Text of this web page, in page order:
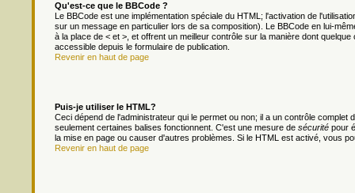
Qu'est-ce que le BBCode ?
Le BBCode est une implémentation spéciale du HTML; l'activation de
sur un message en particulier lors de sa composition). Le BBCode en lui-
à la place de < et >, et offrent un meilleur contrôle sur la manière dont
accessible depuis le formulaire de publication.
Revenir en haut de page
Puis-je utiliser le HTML?
Ceci dépend de l'administrateur qui le permet ou non; il a un contrôle
seulement certaines balises fonctionnent. C'est une mesure de sécurité pour
la mise en page ou causer d'autres problèmes. Si le HTML est activé, vous
Revenir en haut de page